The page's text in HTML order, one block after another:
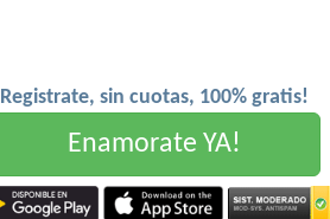
Registrate, sin cuotas, 100% gratis!
Enamorate YA!